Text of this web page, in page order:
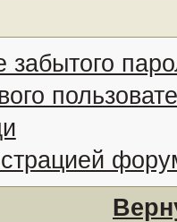
забытого